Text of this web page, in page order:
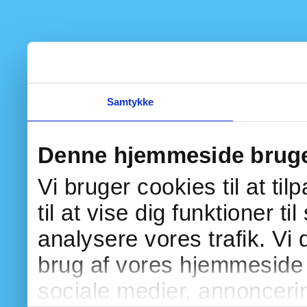
Samtykke
Denne hjemmeside
Vi bruger cookies til at
til at vise dig funktioner til
analysere vores trafik. Vi
brug af vores
sociale medier,